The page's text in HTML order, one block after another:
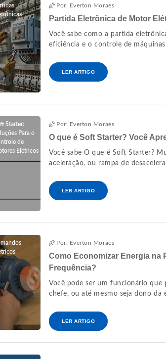
Por: Everton Moraes
Partida Eletrônica de Motor
Você sabe como a partida
eficiência e o controle de
LER ARTIGO
Starter:
Para o
de
Elétricos
Por: Everton Moraes
O que é Soft Starter? Você
Você sabe O que é Soft Starter?
aceleração, ou rampa de
LER ARTIGO
Por: Everton Moraes
Como Economizar Energia na
Frequência?
Você pode ser um funcionário que
chefe, ou até mesmo seja dono da
LER ARTIGO